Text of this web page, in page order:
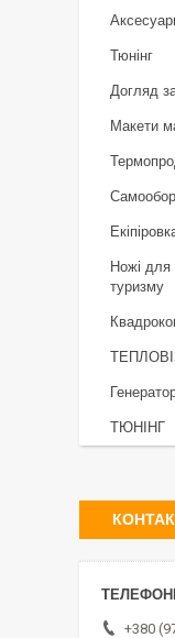
Тюнінг
Догляд
Макети
Ножі для
туризму
ТЮНІНГ
+380